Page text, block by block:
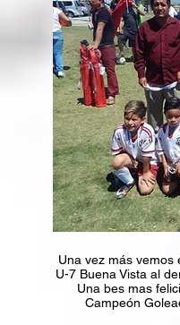
Una vez más vemos
U-7 Buena Vista al
Una bes mas
Campeón